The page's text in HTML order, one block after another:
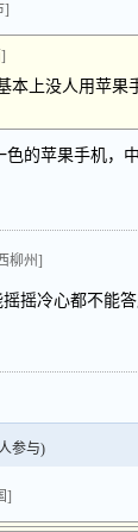
]
本上没人用苹果
色的苹果手机，
柳州]
摇冷心都不能
参与)
]